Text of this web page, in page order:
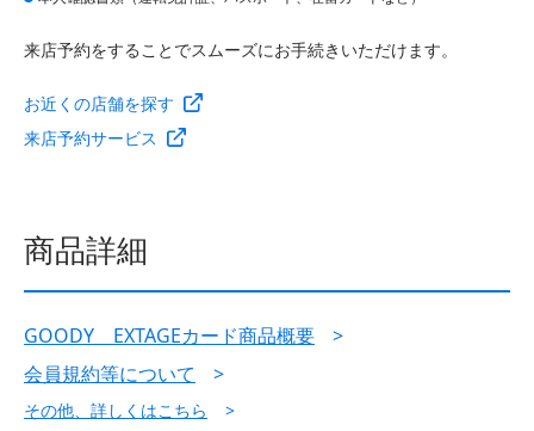
来店予約をすることでスムーズにお手続きいただけます。
お近くの店舗を探す
来店予約サービス
商品詳細
GOODY EXTAGEカード商品概要
>
会員規約等について
>
その他、詳しくはこちら >